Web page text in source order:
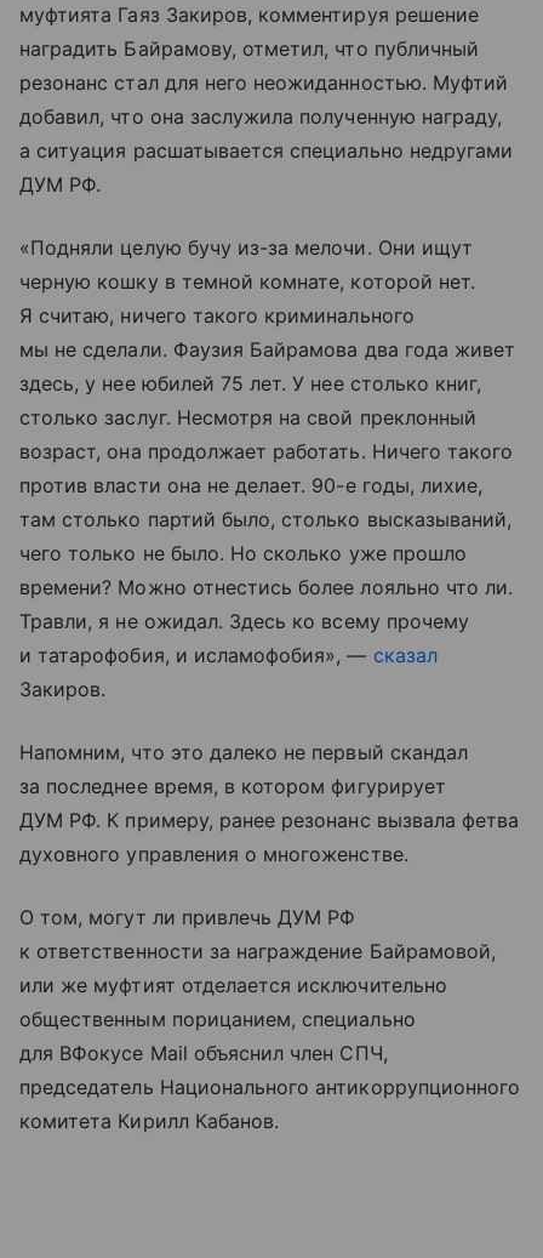
муфтията Гаяз Закиров, комментируя решение
наградить Байрамову, отметил, что публичный
резонанс стал для него неожиданностью. Муфтий
добавил, что она заслужила полученную награду,
а ситуация расшатывается специально недругами
ДУМ РФ.
«Подняли целую бучу из-за мелочи. Они ищут
черную кошку в темной комнате, которой нет.
Я считаю, ничего такого криминального
мы не сделали. Фаузия Байрамова два года живет
здесь, у нее юбилей 75 лет. У нее столько книг,
столько заслуг. Несмотря на свой преклонный
возраст, она продолжает работать. Ничего такого
против власти она не делает. 90-е годы, лихие,
там столько партий было, столько высказываний,
чего только не было. Но сколько уже прошло
времени? Можно отнестись более лояльно что ли.
Травли, я не ожидал. Здесь ко всему прочему
и татарофобия, и исламофобия», — сказал
Закиров.
Напомним, что это далеко не первый скандал
за последнее время, в котором фигурирует
ДУМ РФ. К примеру, ранее резонанс вызвала фетва
духовного управления о многоженстве.
О том, могут ли привлечь ДУМ РФ
к ответственности за награждение Байрамовой,
или же муфтият отделается исключительно
общественным порицанием, специально
для ВФокусе Mail объяснил член СПЧ,
председатель Национального антикоррупционного
комитета Кирилл Кабанов.